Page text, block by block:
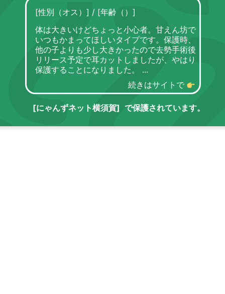
[性別（オス）] / [年齢（）]
体は大きいけどちょっと小心者。甘えん坊で
いつもかまってほしいタイプです。保護時、
他の子よりも少し大きかったので去勢手術後
リリース予定で耳カットしましたが、やはり
保護することになりました。
続きはサイトで
[にゃんずネット横須賀] で保護されています。